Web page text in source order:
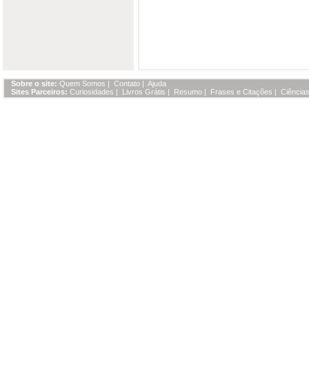
Sobre o site: Quem Somos | Contato | Ajuda
Sites Parceiros: Curiosidades | Livros Grátis | Resumo | Frases e Citações |